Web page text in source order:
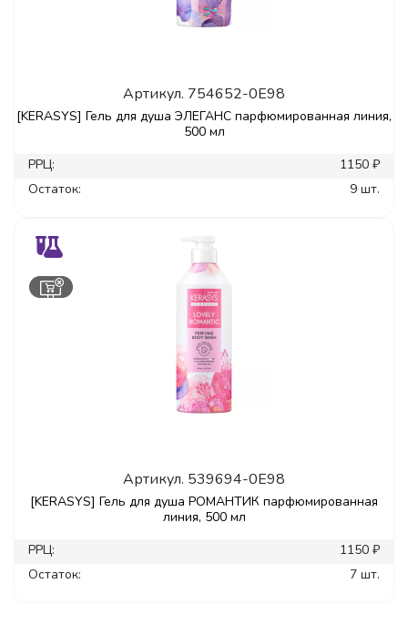
Артикул. 754652-0E98
[KERASYS] Гель для душа ЭЛЕГАНС парфюмированная линия,
500 мл
РРЦ:
1150 ₽
Остаток:
9 шт.
Артикул. 539694-0E98
[KERASYS] Гель для душа РОМАНТИК парфюмированная
линия, 500 мл
РРЦ:
1150 ₽
Остаток:
7 шт.